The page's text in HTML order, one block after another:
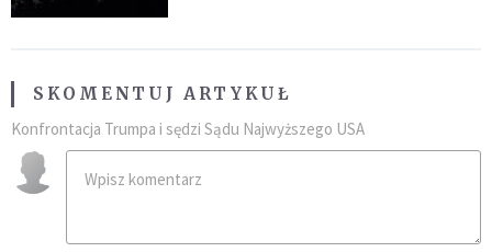
SKOMENTUJ ARTYKUŁ
Konfrontacja Trumpa i sędzi Sądu Najwyższego USA